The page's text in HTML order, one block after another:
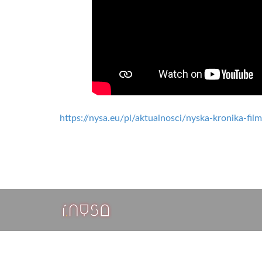
https://nysa.eu/pl/aktualnosci/nyska-kronika-